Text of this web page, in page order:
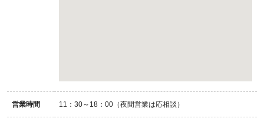
営業時間 11：30～18：00（夜間営業は応相談）